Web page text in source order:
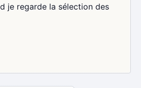
je regarde la sélection des